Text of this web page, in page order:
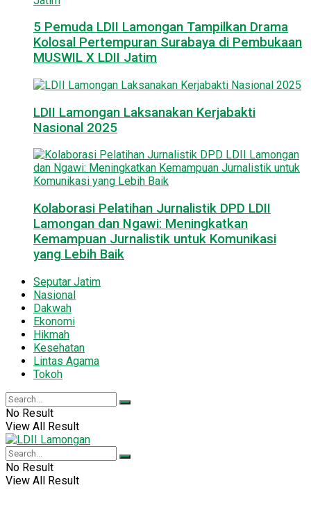
5 Pemuda LDII Lamongan Tampilkan Drama
Kolosal Pertempuran Surabaya di Pembukaan
MUSWIL X LDII Jatim
LDII Lamongan Laksanakan Kerjabakti
Nasional 2025
Kolaborasi Pelatihan Jurnalistik DPD LDII
Lamongan dan Ngawi: Meningkatkan
Kemampuan Jurnalistik untuk Komunikasi
yang Lebih Baik
Seputar Jatim
Nasional
Dakwah
Ekonomi
Hikmah
Kesehatan
Lintas Agama
Tokoh
No Result
View All Result
No Result
View All Result